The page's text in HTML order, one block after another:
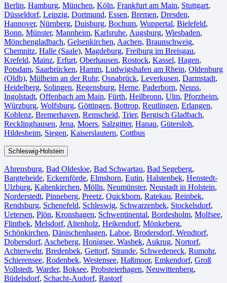
Berlin⁠, Hamburg, München, Köln⁠, Frankfurt am Main, Stuttgart,
Düsseldorf, Leipzig, Dortmund, Essen, Bremen, Dresden,
Hannover, Nürnberg, Duisburg⁠, Bochum, Wuppertal⁠, Bielefeld⁠,
Bonn⁠, Münster⁠, Mannheim, Karlsruhe, Augsburg, Wiesbaden⁠,
Mönchengladbach⁠, Gelsenkirchen⁠, Aachen⁠, Braunschweig,
Chemnitz⁠, Halle (Saale)⁠, Magdeburg, Freiburg im Breisgau⁠,
Krefeld⁠, Mainz⁠, Erfurt, Oberhausen⁠, Rostock⁠, Kassel⁠, Hagen,
Potsdam, Saarbrücken⁠, Hamm, Ludwigshafen am Rhein⁠, Oldenburg
(Oldb), Mülheim an der Ruhr, Osnabrück⁠, Leverkusen, Darmstadt⁠,
Heidelberg, Solingen, Regensburg, Herne⁠, Paderborn, Neuss,
Ingolstadt, Offenbach am Main, Fürth⁠, Heilbronn, Ulm⁠, Pforzheim,
Würzburg, Wolfsburg⁠, Göttingen, Bottrop, Reutlingen, Erlangen⁠,
Koblenz, Bremerhaven⁠, Remscheid, Trier⁠, Bergisch Gladbach,
Recklinghausen, Jena⁠, Moers⁠, Salzgitter⁠, Hanau, Gütersloh,
Hildesheim⁠, Siegen⁠, Kaiserslautern⁠, Cottbus⁠
Schleswig-Holstein
Ahrensburg, Bad Oldesloe, Bad Schwartau, Bad Segeberg,
Bargteheide, Eckernförde, Elmshorn, Eutin, Halstenbek, Henstedt-
Ulzburg, Kaltenkirchen, Mölln, Neumünster, Neustadt in Holstein,
Norderstedt, Pinneberg, Preetz, Quickborn, Ratekau, Reinbek,
Rendsburg, Schenefeld, Schleswig, Schwarzenbek, Stockelsdorf,
Uetersen, Plön, Kronshagen, Schwentinental, Bordesholm, Molfsee,
Flintbek, Melsdorf, Altenholz, Heikendorf, Mönkeberg,
Schönkirchen, Dänischenhagen, Laboe, Brodersdorf, Wendtorf,
Dobersdorf, Ascheberg, Honigsee, Wasbek, Aukrug, Nortorf,
Achterwehr, Bredenbek, Gettorf, Strande, Schwedeneck, Rumohr,
Schierensee, Rodenbek, Westensee, Haßmoor, Emkendorf, Groß
Vollstedt, Warder, Boksee, Probsteierhagen, Neuwittenberg,
Büdelsdorf, Schacht-Audorf, Rastorf